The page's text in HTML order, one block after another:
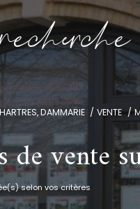
ecece
DAMMARIE VENTE
de vente
selon vos critères